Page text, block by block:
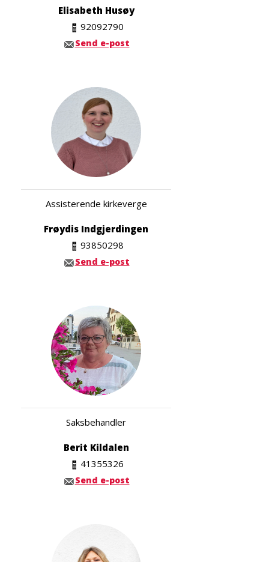
Elisabeth Husøy
92092790
Send e-post
Assisterende kirkeverge
Frøydis Indgjerdingen
93850298
Send e-post
Saksbehandler
Berit Kildalen
41355326
Send e-post